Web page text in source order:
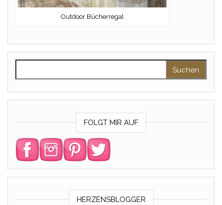
Outdoor Bücherregal
FOLGT MIR AUF
HERZENSBLOGGER